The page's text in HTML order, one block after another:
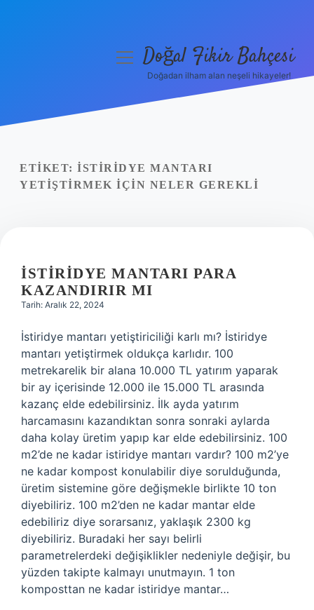
Yasal Uyarı
menüyüDoğal Fikir Bahçesi
Doğadan ilham alan neşeli hikayeler!
ETIKET: İSTIRIDYE MANTARI
YETIŞTIRMEK IÇIN NELER GEREKLI
İSTIRIDYE MANTARI PARA
KAZANDIRIR MI
Tarih: Aralık 22, 2024
İstiridye mantarı yetiştiriciliği karlı mı? İstiridye
mantarı yetiştirmek oldukça karlıdır. 100
metrekarelik bir alana 10.000 TL yatırım yaparak
bir ay içerisinde 12.000 ile 15.000 TL arasında
kazanç elde edebilirsiniz. İlk ayda yatırım
harcamasını kazandıktan sonra sonraki aylarda
daha kolay üretim yapıp kar elde edebilirsiniz. 100
m2’de ne kadar istiridye mantarı vardır? 100 m2’ye
ne kadar kompost konulabilir diye sorulduğunda,
üretim sistemine göre değişmekle birlikte 10 ton
diyebiliriz. 100 m2’den ne kadar mantar elde
edebiliriz diye sorarsanız, yaklaşık 2300 kg
diyebiliriz. Buradaki her sayı belirli
parametrelerdeki değişiklikler nedeniyle değişir, bu
yüzden takipte kalmayı unutmayın. 1 ton
komposttan ne kadar istiridye mantar…